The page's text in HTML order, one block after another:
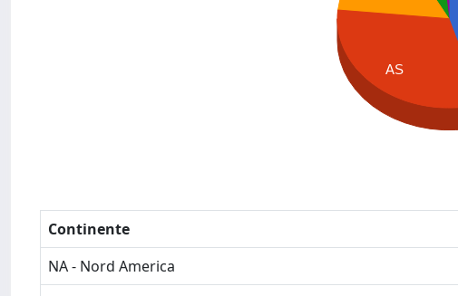
AS
Continente
NA - Nord America